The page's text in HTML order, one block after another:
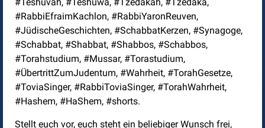
#Teshuvah, #Teshuwa, #Tzedakah, #Tzedaka,
#RabbiEfraimKachlon, #RabbiYaronReuven,
#JüdischeGeschichten, #SchabbatKerzen, #Synagoge,
#Schabbat, #Shabbat, #Shabbos, #Schabbos,
#Torahstudium, #Mussar, #Torastudium,
#ÜbertrittZumJudentum, #Wahrheit, #TorahGesetze,
#ToviaSinger, #RabbiToviaSinger, #TorahWahrheit,
#Hashem, #HaShem, #shorts.
Stellt euch vor, euch steht ein beliebiger Wunsch frei,